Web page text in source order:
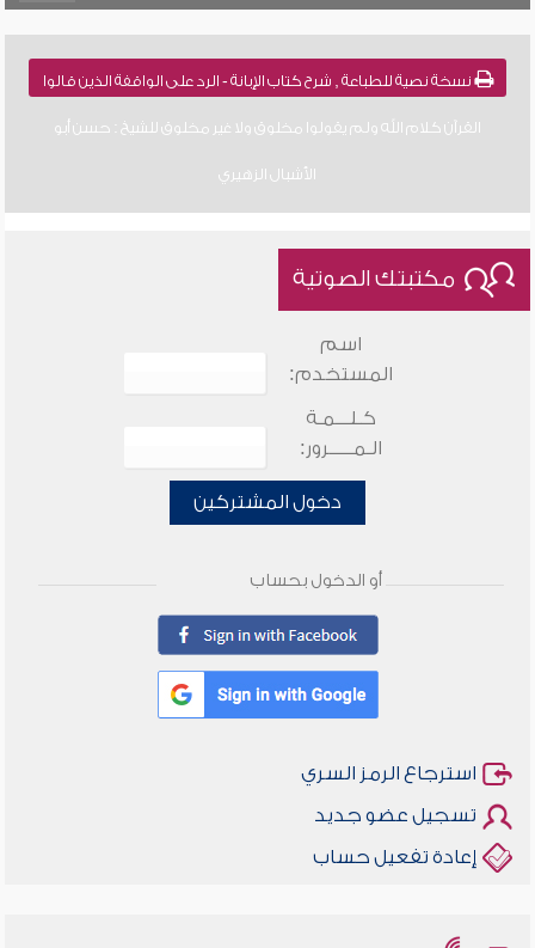
نسخة نصية للطباعة , شرح كتاب الإبانة - الرد على الواقفة الذين قالوا
القرآن كلام الله ولم يقولوا مخلوق ولا غير مخلوق للشيخ : حسن أبو
الأشبال الزهيري
مكتبتك الصوتية
اسم
المستخدم:
كـلـــمـة
الـمـــــرور:
دخول المشتركين
أو الدخول بحساب
استرجاع الرمز السري
تسجيل عضو جديد
إعادة تفعيل حساب